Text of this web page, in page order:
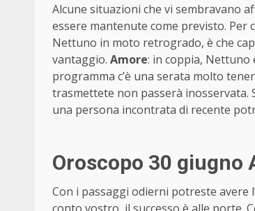
Alcune situazioni che vi sembravano
essere mantenute come previsto. Per
Nettuno in moto retrogrado, è che
vantaggio. Amore: in coppia, Nettuno
programma c’è una serata molto
trasmettete non passerà inosservata.
una persona incontrata di recente
Oroscopo 30 giugno
Con i passaggi odierni potreste
conto vostro, il successo è alle